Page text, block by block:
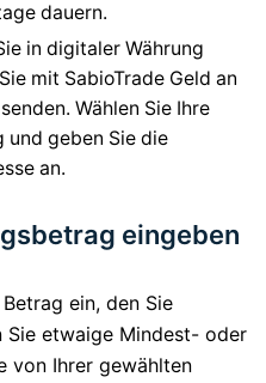
dauern.
in digitaler Währung
mit SabioTrade Geld an
Wählen Sie Ihre
geben Sie die
an.
eingeben
ein, den Sie
Sie etwaige Mindest- oder
von Ihrer gewählten